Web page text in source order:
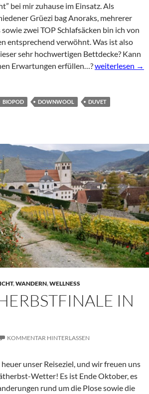
bei mir zuhause im Einsatz. Als
Grüezi bag Anoraks, mehrerer
zwei TOP Schlafsäcken bin ich von
entsprechend verwöhnt. Was ist also
sehr hochwertigen Bettdecke? Kann
Erwartungen erfüllen…?Grüezi bag
weiterlesen →
BIOPOD DOWNWOOL
DUVET
,WANDERN,WELLNESS
IN
KOMMENTAR HINTERLASSEN
unser Reiseziel, und wir freuen uns
Wetter! Es ist Ende Oktober, es
rund um die Plose sowie die